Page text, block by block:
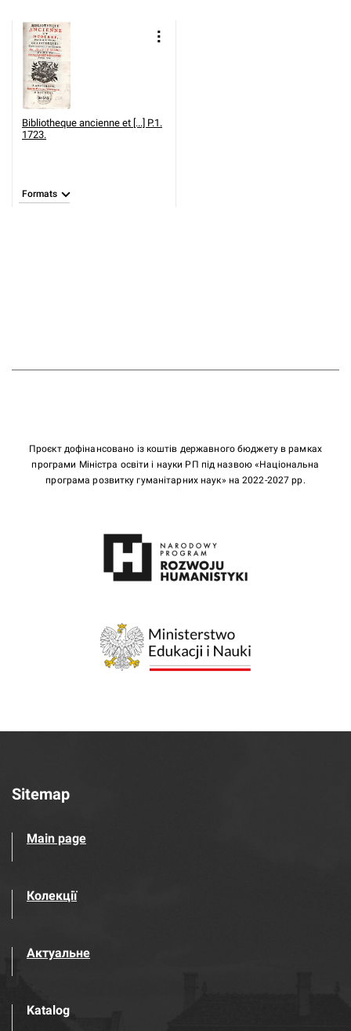
Bibliotheque ancienne et [...] P.1.
1723.
Formats
Проєкт дофінансовано із коштів державного бюджету в рамках
програми Міністра освіти і науки РП під назвою «Національна
програма розвитку гуманітарних наук» на 2022-2027 рр.
Sitemap
Main page
Колекції
Актуальне
Katalog